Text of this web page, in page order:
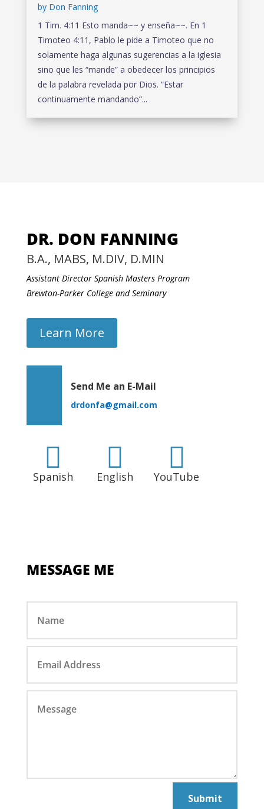
by Don Fanning
1 Tim. 4:11 Esto manda~~ y enseña~~. En 1
Timoteo 4:11, Pablo le pide a Timoteo que no
solamente haga algunas sugerencias a la iglesia
sino que les “mande” a obedecer los principios
de la palabra revelada por Dios. “Estar
continuamente mandando”...
DR. DON FANNING
B.A., MABS, M.DIV, D.MIN
Assistant Director Spanish Masters Program
Brewton-Parker College and Seminary
Learn More
Send Me an E-Mail
drdonfa@gmail.com

Spanish

English

YouTube
MESSAGE ME
Submit